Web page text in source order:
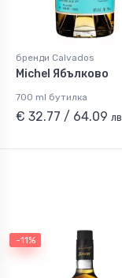
бренди Calvados
Michel Ябълково
700 ml бутилка
€ 32.77 / 64.09 лв.
-11%